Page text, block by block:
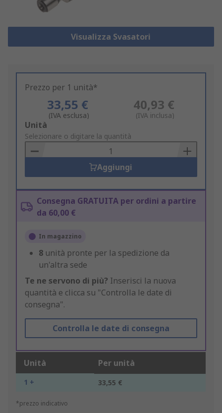
Visualizza Svasatori
Prezzo per 1 unità*
33,55 €
(IVA esclusa)
40,93 €
(IVA inclusa)
Add
to
Basket
Unità
Selezionare o digitare la quantità
Aggiungi
Consegna GRATUITA per ordini a partire
da 60,00 €
In magazzino
8 unità pronte per la spedizione da
un'altra sede
Te ne servono di più? Inserisci la nuova
quantità e clicca su "Controlla le date di
consegna".
Controlla le date di consegna
Unità Per unità
1 + 33,55 €
*prezzo indicativo